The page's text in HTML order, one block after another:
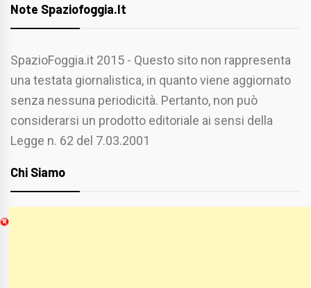
Note Spaziofoggia.it
SpazioFoggia.it 2015 - Questo sito non rappresenta
una testata giornalistica, in quanto viene aggiornato
senza nessuna periodicità. Pertanto, non può
considerarsi un prodotto editoriale ai sensi della
Legge n. 62 del 7.03.2001
Chi Siamo